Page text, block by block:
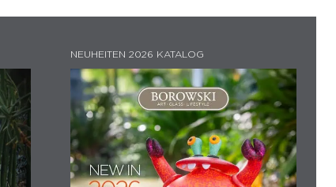
NEUHEITEN 2026 KATALOG